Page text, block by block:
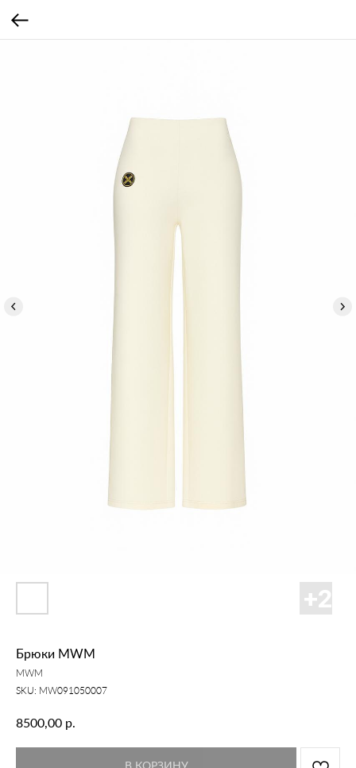
Брюки MWM
MWM
SKU: MW091050007
8500,00 р.